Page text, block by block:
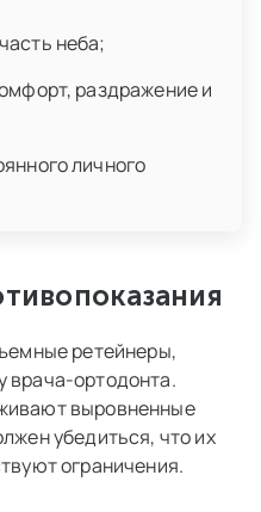
неба;
раздражение и
личного
ретейнеры,
врача-ортодонта.
выровненные
убедиться, что их
ограничения.